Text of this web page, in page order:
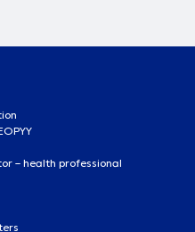
– health professional